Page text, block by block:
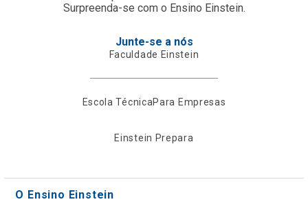
Surpreenda-se com o Ensino Einstein.
Junte-se a nós
Faculdade Einstein
Escola TécnicaPara Empresas
Einstein Prepara
O Ensino Einstein